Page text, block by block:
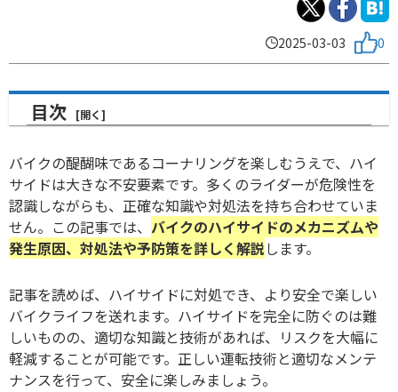
2025-03-03 0
目次
バイクの醍醐味であるコーナリングを楽しむうえで、ハイ
サイドは大きな不安要素です。多くのライダーが危険性を
認識しながらも、正確な知識や対処法を持ち合わせていま
せん。この記事では、 バイクのハイサイドのメカニズムや
発生原因、対処法や予防策を詳しく解説します。
記事を読めば、ハイサイドに対処でき、より安全で楽しい
バイクライフを送れます。ハイサイドを完全に防ぐのは難
しいものの、適切な知識と技術があれば、リスクを大幅に
軽減することが可能です。正しい運転技術と適切なメンテ
ナンスを行って、安全に楽しみましょう。